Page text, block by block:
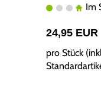
Im
24,95 EUR
pro Stück